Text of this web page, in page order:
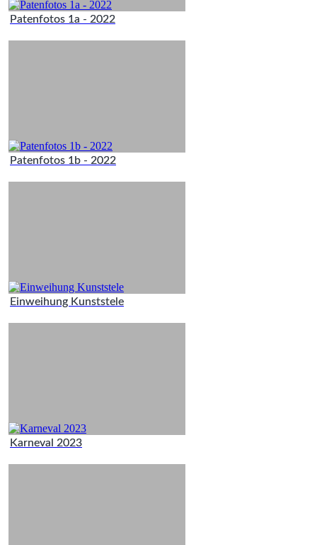
Patenfotos 1a - 2022
Patenfotos 1b - 2022
Einweihung Kunststele
Karneval 2023